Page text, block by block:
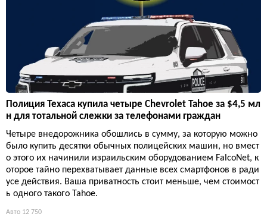
Полиция Техаса купила четыре Chevrolet Tahoe за $4,5 мл
н для тотальной слежки за телефонами граждан
Четыре внедорожника обошлись в сумму, за которую можно
было купить десятки обычных полицейских машин, но вмест
о этого их начинили израильским оборудованием FalcoNet, к
оторое тайно перехватывает данные всех смартфонов в ради
усе действия. Ваша приватность стоит меньше, чем стоимост
ь одного такого Tahoe.
Авто 12 750